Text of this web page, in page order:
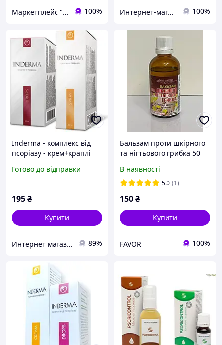
Маркетплейс "7 Трав" товары от производителей Украины, Европы и Азии 100% Интернет-магазин "Smile" 100%
Inderma - комплекс від
псоріазу - крем+краплі
Готово до відправки
195₴
Купити
Интернет магазин " Боби " 89%
Бальзам проти шкірного
та нігтьового грибка 50
В наявності
5.0 (1)
150₴
Купити
FAVOR 100%